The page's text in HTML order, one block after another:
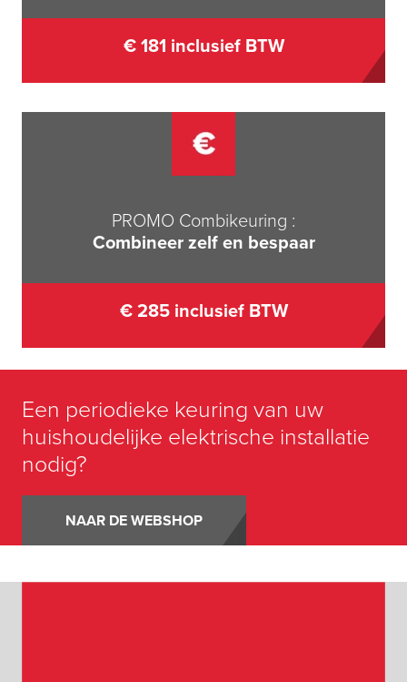
€ 181 inclusief BTW
PROMO Combikeuring :
Combineer zelf en bespaar
€ 285 inclusief BTW
Een periodieke keuring van uw
huishoudelijke elektrische installatie
nodig?
NAAR DE WEBSHOP